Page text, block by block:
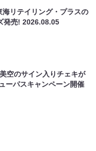
リテイリング・プラスの
発売!2026.08.05
空のサイン入りチェキが
ーパスキャンペーン開催